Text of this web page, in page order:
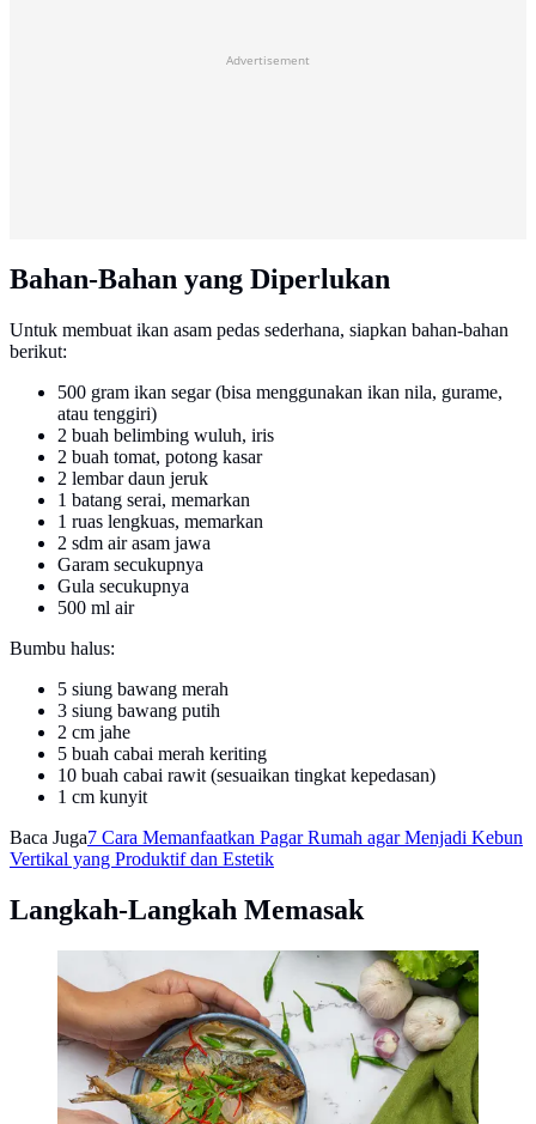
Advertisement
Bahan-Bahan yang Diperlukan
Untuk membuat ikan asam pedas sederhana, siapkan bahan-bahan
berikut:
500 gram ikan segar (bisa menggunakan ikan nila, gurame,
atau tenggiri)
2 buah belimbing wuluh, iris
2 buah tomat, potong kasar
2 lembar daun jeruk
1 batang serai, memarkan
1 ruas lengkuas, memarkan
2 sdm air asam jawa
Garam secukupnya
Gula secukupnya
500 ml air
Bumbu halus:
5 siung bawang merah
3 siung bawang putih
2 cm jahe
5 buah cabai merah keriting
10 buah cabai rawit (sesuaikan tingkat kepedasan)
1 cm kunyit
Baca Juga7 Cara Memanfaatkan Pagar Rumah agar Menjadi Kebun
Vertikal yang Produktif dan Estetik
Langkah-Langkah Memasak
Cara Masak Ikan Asam Pedas Simple
[Dok/freepik.com/jcomp]